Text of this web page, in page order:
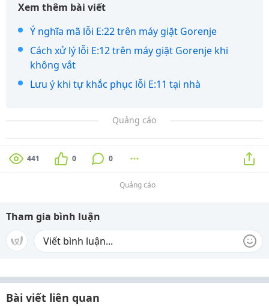
Xem thêm bài viết
Ý nghĩa mã lỗi E:22 trên máy giặt Gorenje
Cách xử lý lỗi E:12 trên máy giặt Gorenje khi
không vắt
Lưu ý khi tự khắc phục lỗi E:11 tại nhà
Quảng cáo
441 0 0
Quảng cáo
Tham gia bình luận
Bài viết liên quan